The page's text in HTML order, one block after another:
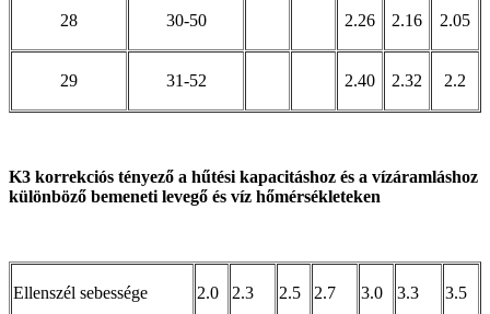
28 30-50 2.26 2.16 2.05
29 31-52 2.40 2.32 2.2
K3 korrekciós tényező a hűtési kapacitáshoz és a vízáramláshoz
különböző bemeneti levegő és víz hőmérsékleteken
Ellenszél sebessége 2.0 2.3 2.5 2.7 3.0 3.3 3.5